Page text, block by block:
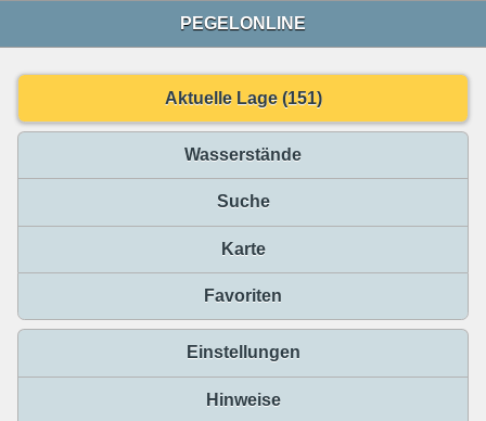
PEGELONLINE
Aktuelle Lage (151)
Wasserstände
Suche
Karte
Favoriten
Einstellungen
Hinweise